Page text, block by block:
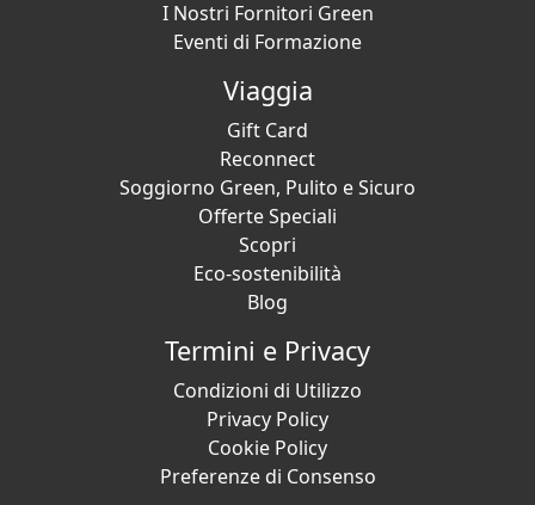
I Nostri Fornitori Green
Eventi di Formazione
Viaggia
Gift Card
Reconnect
Soggiorno Green, Pulito e Sicuro
Offerte Speciali
Scopri
Eco-sostenibilità
Blog
Termini e Privacy
Condizioni di Utilizzo
Privacy Policy
Cookie Policy
Preferenze di Consenso